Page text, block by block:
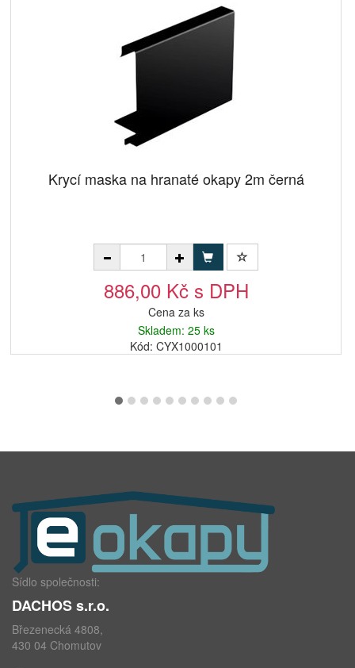
Krycí maska na hranaté okapy 2m černá
886,00 Kč s DPH
Cena za ks
Skladem: 25 ks
Kód: CYX1000101
Sídlo společnosti:
DACHOS s.r.o.
Březenecká 4808,
430 04 Chomutov